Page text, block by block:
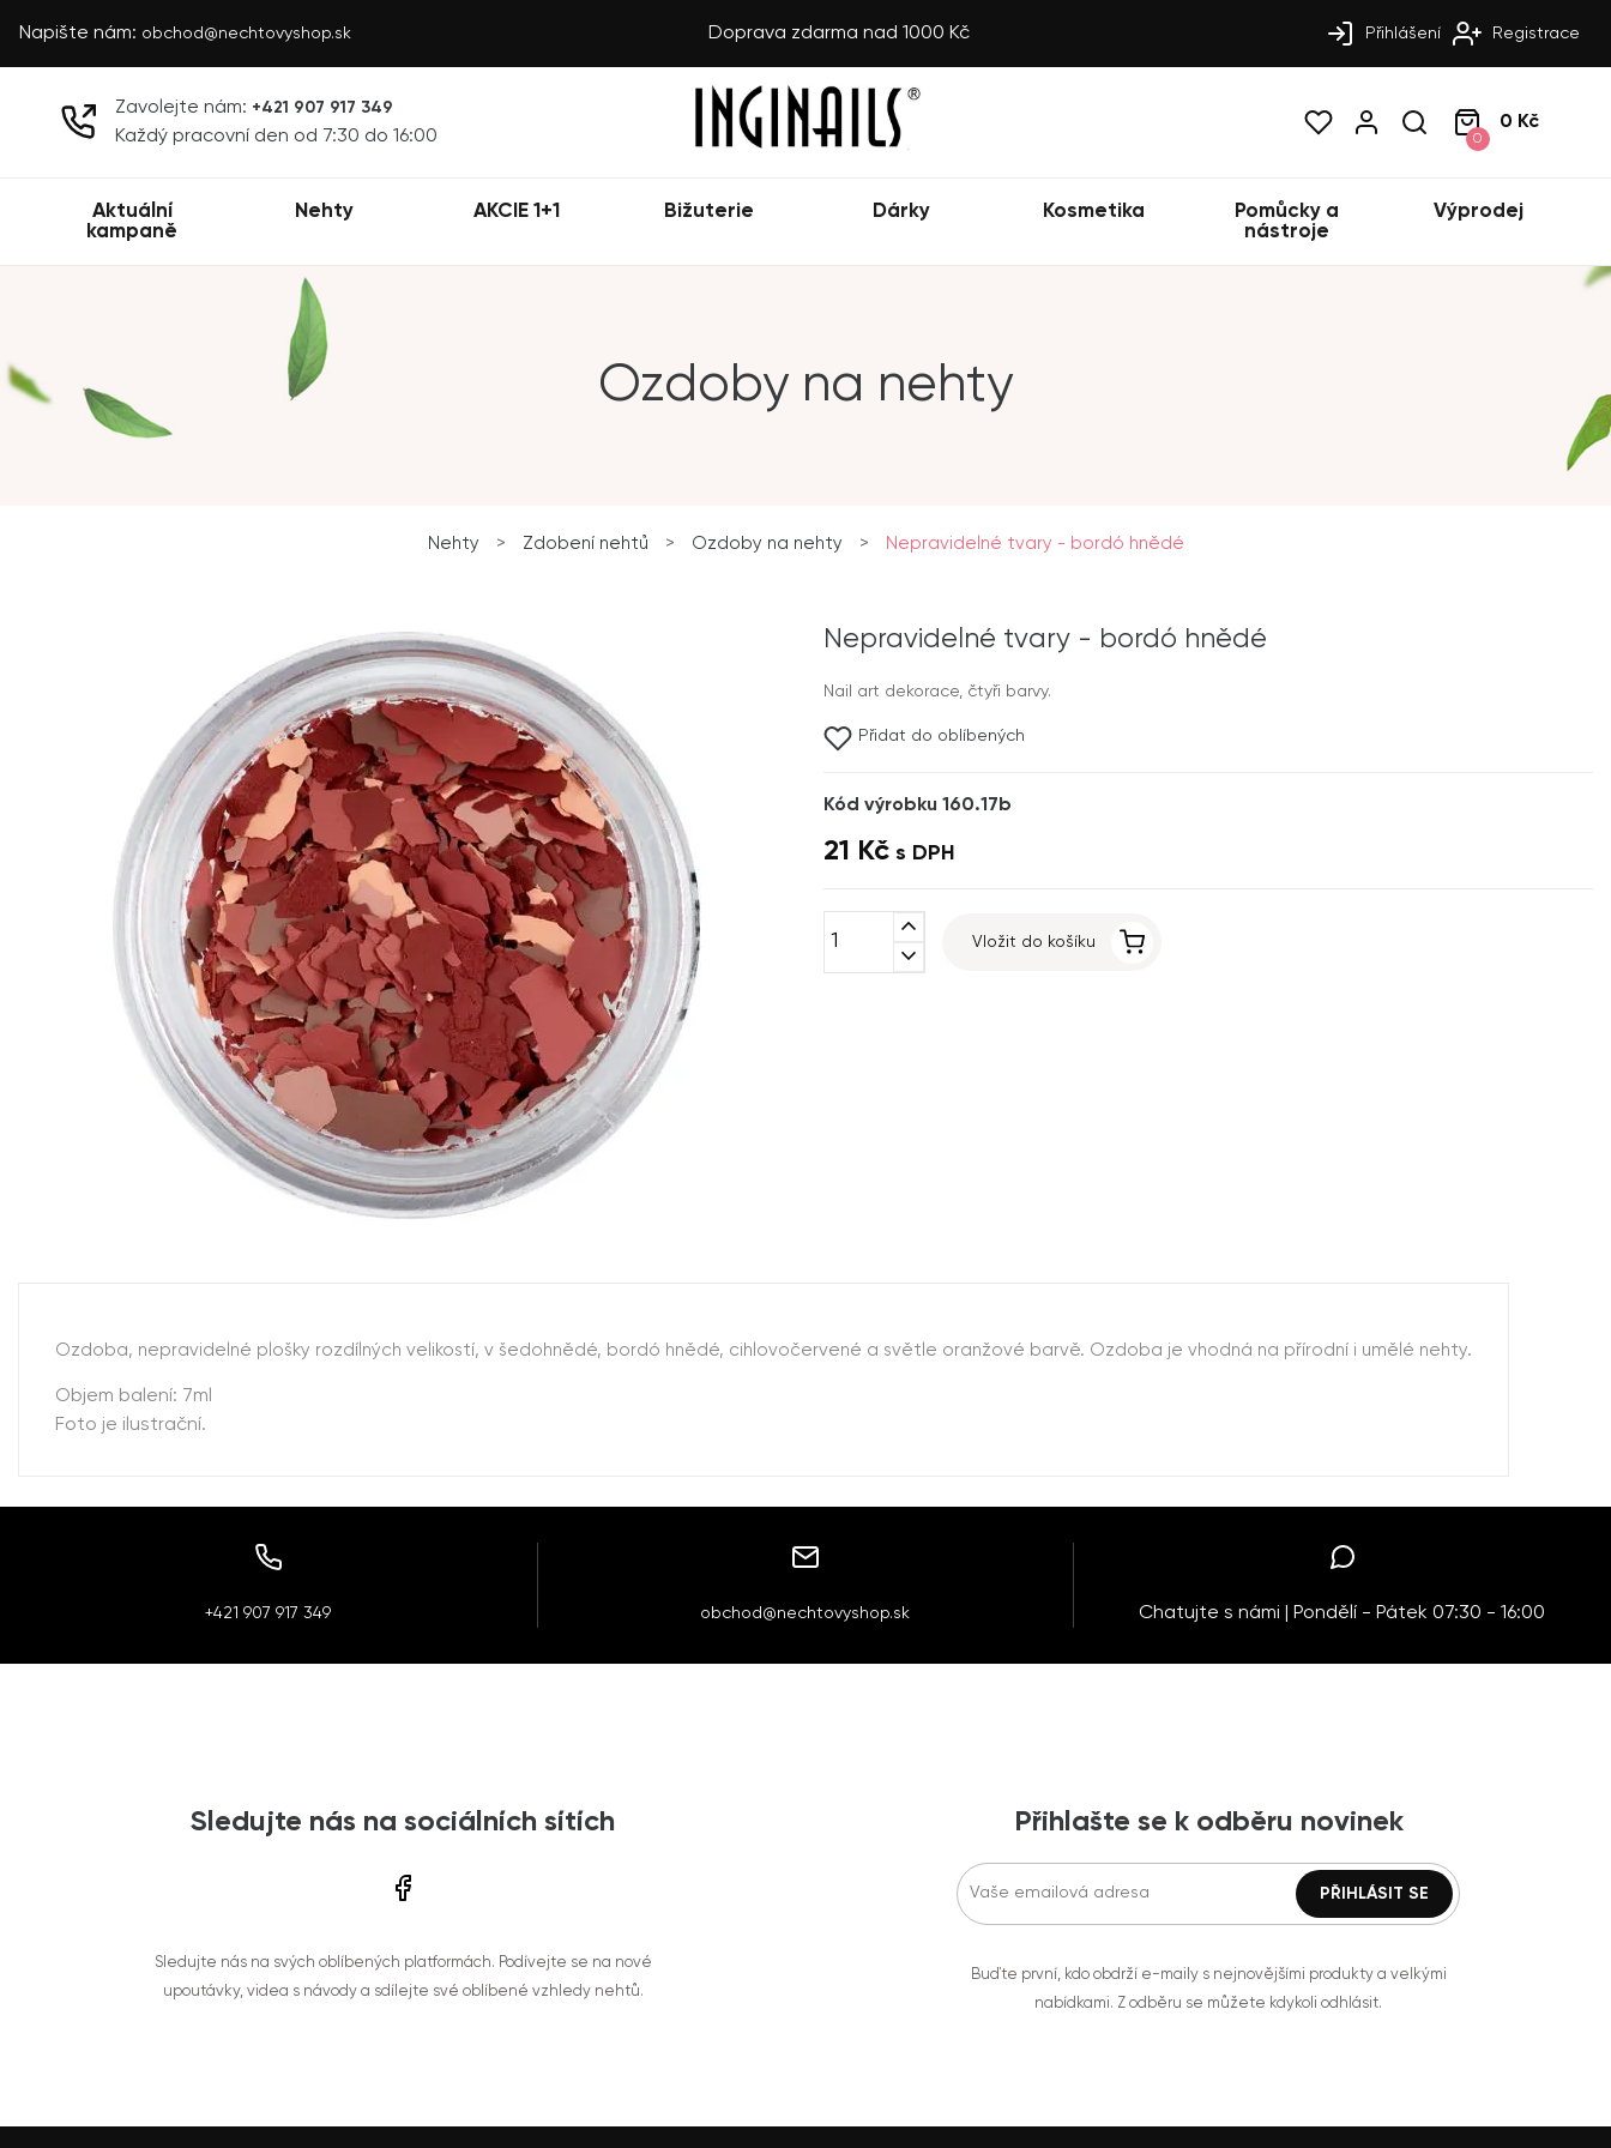
Napište nám: obchod@nechtovyshop.sk Doprava zdarma nad 1000 Kč Přihlášení Registrace
Zavolejte nám: +421 907 917 349
Každý pracovní den od 7:30 do 16:00 0
0 Kč
Aktuální
kampaně
Nehty AKCIE 1+1 Bižuterie Dárky Kosmetika
Pomůcky a
nástroje
Výprodej
Ozdoby na nehty
Nehty > Zdobení nehtů > Ozdoby na nehty > Nepravidelné tvary - bordó hnědé
Nepravidelné tvary - bordó hnědé
Nail art dekorace, čtyři barvy.
Přidat do oblíbených
Kód výrobku 160.17b
21 Kč s DPH
expand_less
expand_more
Vložit do košíku
Ozdoba, nepravidelné plošky rozdílných velikostí, v šedohnědé, bordó hnědé, cihlovočervené a světle oranžové barvě. Ozdoba je vhodná na přírodní i umělé nehty.
Objem balení: 7ml
Foto je ilustrační.
+421 907 917 349 obchod@nechtovyshop.sk Chatujte s námi | Pondělí - Pátek 07:30 - 16:00
Sledujte nás na sociálních sítích
Sledujte nás na svých oblíbených platformách. Podívejte se na nové
upoutávky, videa s návody a sdílejte své oblíbené vzhledy nehtů.
Přihlašte se k odběru novinek
Buďte první, kdo obdrží e-maily s nejnovějšími produkty a velkými
nabídkami. Z odběru se můžete kdykoli odhlásit.